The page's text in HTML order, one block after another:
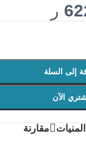
ر
إلى السلة
الآن
مقارنة